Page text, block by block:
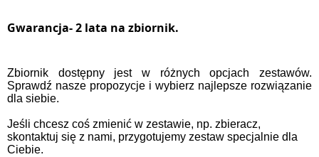
Gwarancja- 2 lata na zbiornik.
Zbiornik dostępny jest w różnych opcjach zestawów.
Sprawdź nasze propozycje i wybierz najlepsze rozwiązanie
dla siebie.
Jeśli chcesz coś zmienić w zestawie, np. zbieracz,
skontaktuj się z nami, przygotujemy zestaw specjalnie dla
Ciebie.